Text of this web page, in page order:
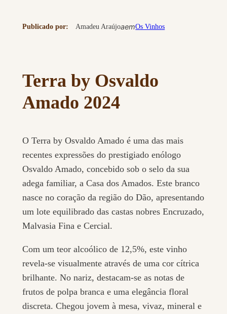
Publicado por: Amadeu AraújoaemOs Vinhos
Terra by Osvaldo
Amado 2024
O Terra by Osvaldo Amado é uma das mais
recentes expressões do prestigiado enólogo
Osvaldo Amado, concebido sob o selo da sua
adega familiar, a Casa dos Amados. Este branco
nasce no coração da região do Dão, apresentando
um lote equilibrado das castas nobres Encruzado,
Malvasia Fina e Cercial.
Com um teor alcoólico de 12,5%, este vinho
revela-se visualmente através de uma cor cítrica
brilhante. No nariz, destacam-se as notas de
frutos de polpa branca e uma elegância floral
discreta. Chegou jovem à mesa, vivaz, mineral e